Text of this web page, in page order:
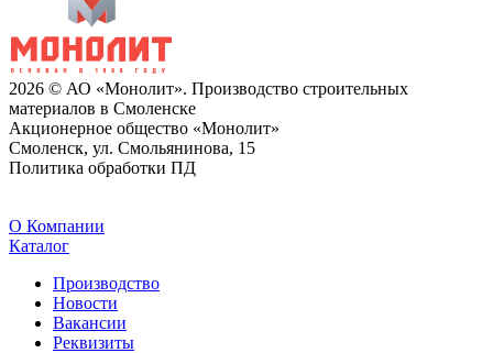
2026 © АО «Монолит». Производство строительных
материалов в Смоленске
Акционерное общество «Монолит»
Смоленск, ул. Смольянинова, 15
Политика обработки ПД
O Компании
Каталог
Производство
Новости
Вакансии
Реквизиты